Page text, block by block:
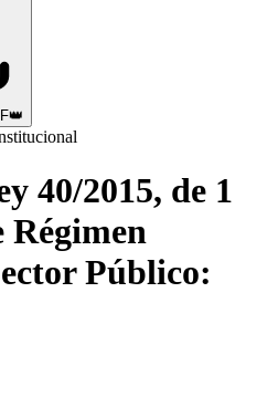
👑
40/2015, de 1
Régimen
Público: